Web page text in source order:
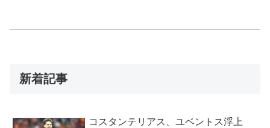
新着記事
コスタンテリアス、ユベントス浮上